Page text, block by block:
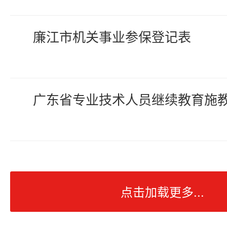
廉江市机关事业参保登记表
广东省专业技术人员继续教育施
点击加载更多...